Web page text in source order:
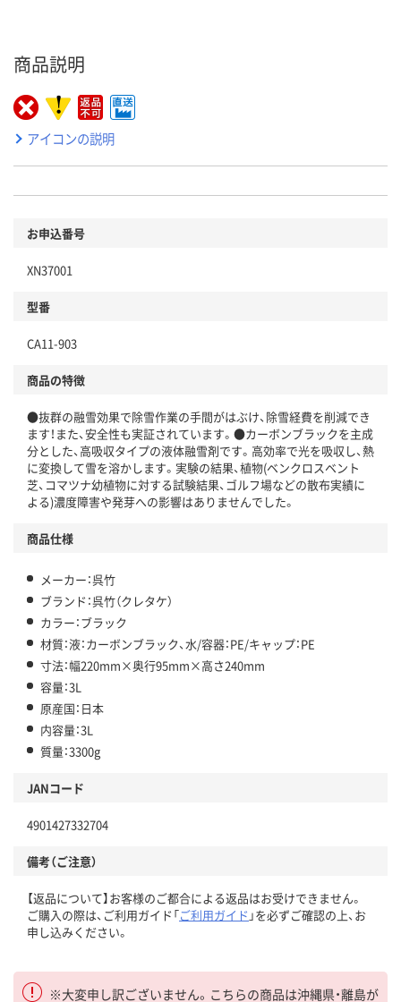
商品説明
アイコンの説明
お申込番号
XN37001
型番
CA11-903
商品の特徴
●抜群の融雪効果で除雪作業の手間がはぶけ、除雪経費を削減でき
ます！また、安全性も実証されています。●カーボンブラックを主成
分とした、高吸収タイプの液体融雪剤です。高効率で光を吸収し、熱
に変換して雪を溶かします。実験の結果、植物(ベンクロスベント
芝、コマツナ幼植物に対する試験結果、ゴルフ場などの散布実績に
よる)濃度障害や発芽への影響はありませんでした。
商品仕様
メーカー：呉竹
ブランド：呉竹（クレタケ）
カラー：ブラック
材質：液：カーボンブラック、水/容器：PE/キャップ：PE
寸法：幅220mm×奥行95mm×高さ240mm
容量：3L
原産国：日本
内容量：3L
質量：3300g
JANコード
4901427332704
備考（ご注意）
【返品について】お客様のご都合による返品はお受けできません。
ご購入の際は、ご利用ガイド「ご利用ガイド 」を必ずご確認の上、お
申し込みください。
※大変申し訳ございません。こちらの商品は沖縄県・離島が